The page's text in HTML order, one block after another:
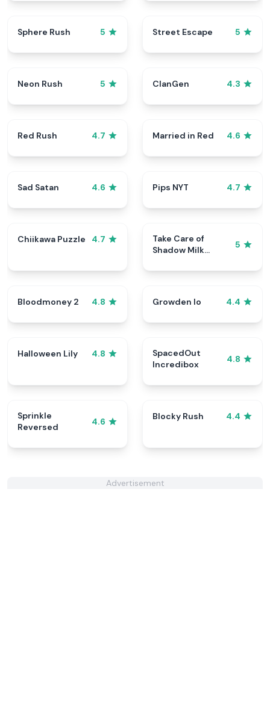
Sphere Rush 5 Street Escape 5
Neon Rush 5 ClanGen 4.3
Red Rush 4.7 Married in Red 4.6
Sad Satan 4.6 Pips NYT 4.7
Chiikawa Puzzle 4.7
Take Care of
Shadow Milk
5
Bloodmoney 2 4.8 Growden Io 4.4
Halloween Lily 4.8
SpacedOut
Incredibox
4.8
Sprinkle
Reversed
4.6
Blocky Rush 4.4
Advertisement